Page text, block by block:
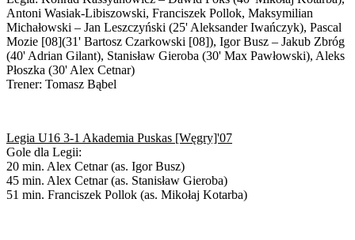
Antoni Wasiak-Libiszowski, Franciszek Pollok, Maksymilian
Michałowski – Jan Leszczyński (25' Aleksander Iwańczyk), Pascal
Mozie [08](31' Bartosz Czarkowski [08]), Igor Busz – Jakub Zbróg
(40' Adrian Gilant), Stanisław Gieroba (30' Max Pawłowski), Aleks
Płoszka (30' Alex Cetnar)
Trener: Tomasz Bąbel
Legia U16 3-1 Akademia Puskas [Węgry]'07
Gole dla Legii:
20 min. Alex Cetnar (as. Igor Busz)
45 min. Alex Cetnar (as. Stanisław Gieroba)
51 min. Franciszek Pollok (as. Mikołaj Kotarba)